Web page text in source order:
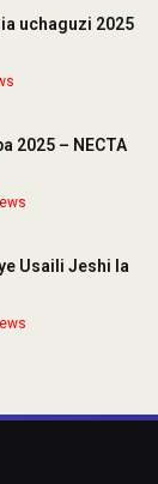
uchaguzi 2025
2025 – NECTA
Usaili Jeshi la